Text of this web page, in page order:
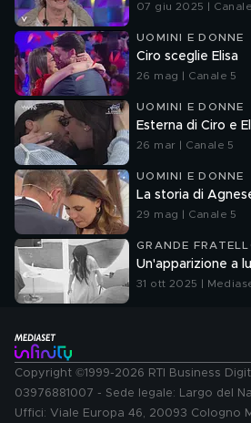
07 giu 2025 |
UOMINI E DONNE
Ciro sceglie Elisa
26 mag | Canale 5
UOMINI E DONNE
Esterna di Ciro e
26 mar | Canale 5
UOMINI E DONNE
La storia di
29 mag | Canale 5
GRANDE
Un'apparizione a
31 ott 2025 |
Copyright ©1999-2026 RTI Business
03976881007 - Sede legale: Largo del
Uffici: Viale Europa 46, 20093 Cologno